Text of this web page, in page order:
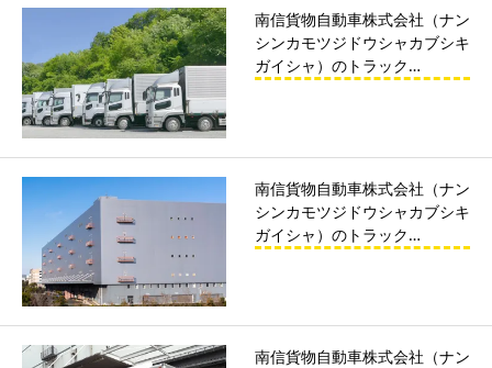
南信貨物自動車株式会社（ナン
シンカモツジドウシャカブシキ
ガイシャ）のトラック…
南信貨物自動車株式会社（ナン
シンカモツジドウシャカブシキ
ガイシャ）のトラック…
南信貨物自動車株式会社（ナン